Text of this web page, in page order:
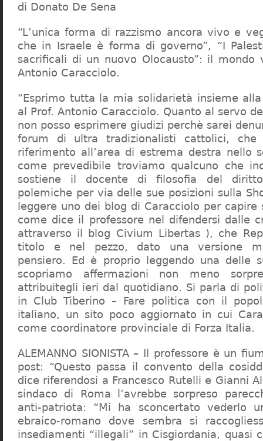
di Donato De Sena
“L’unica forma di razzismo ancora vivo e
che in Israele è forma di governo”, “I
sacrificali di un nuovo Olocausto”: il mondo
Antonio Caracciolo.
“Esprimo tutta la mia solidarietà insieme
al Prof. Antonio Caracciolo. Quanto al servo
non posso esprimere giudizi perchè sarei
forum di ultra tradizionalisti cattolici,
riferimento all’area di estrema destra nello
come prevedibile troviamo qualcuno che
sostiene il docente di filosofia del
polemiche per via delle sue posizioni sulla
leggere uno dei blog di Caracciolo per
come dice il professore nel difendersi dalle
attraverso il blog Civium Libertas ), che
titolo e nel pezzo, dato una versione
pensiero. Ed è proprio leggendo una delle
scopriamo affermazioni non meno
attribuitegli ieri dal quotidiano. Si parla di
in Club Tiberino – Fare politica con il
italiano, un sito poco aggiornato in cui
come coordinatore provinciale di Forza Italia.
ALEMANNO SIONISTA – Il professore è un
post: “Questo passa il convento della
dice riferendosi a Francesco Rutelli e Gianni
sindaco di Roma l’avrebbe sorpreso
anti-patriota: “Mi ha sconcertato vederlo
ebraico-romano dove sembra si
insediamenti “illegali” in Cisgiordania, quasi